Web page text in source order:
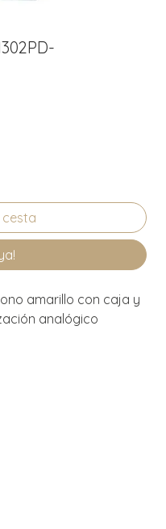
amarillo con caja y
analógico